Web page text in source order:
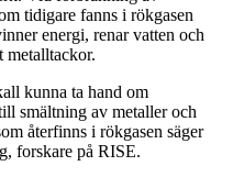
tidigare fanns i rökgasen
energi, renar vatten och
metalltackor.
kunna ta hand om
smältning av metaller och
återfinns i rökgasen säger
forskare på RISE.